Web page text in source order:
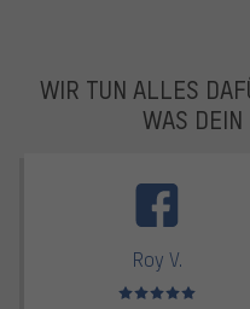
WIR TUN ALLES
WAS
Roy V.
Bewertungen: 5 von 5